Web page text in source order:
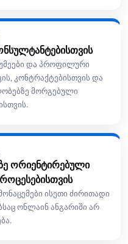
და პროფილური
კონტრაქტებისთვის და
მორგებული
ორიენტირებული
ისეთი ძირითადი
ონლაინ ანგარიში არ